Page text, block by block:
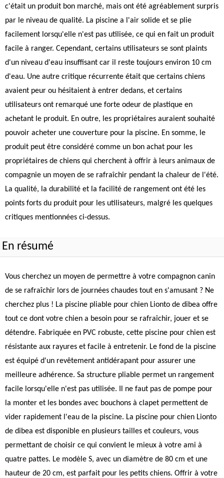
c'était un produit bon marché, mais ont été agréablement surpris
par le niveau de qualité. La piscine a l'air solide et se plie
facilement lorsqu'elle n'est pas utilisée, ce qui en fait un produit
facile à ranger. Cependant, certains utilisateurs se sont plaints
d'un niveau d'eau insuffisant car il reste toujours environ 10 cm
d'eau. Une autre critique récurrente était que certains chiens
avaient peur ou hésitaient à entrer dedans, et certains
utilisateurs ont remarqué une forte odeur de plastique en
achetant le produit. En outre, les propriétaires auraient souhaité
pouvoir acheter une couverture pour la piscine. En somme, le
produit peut être considéré comme un bon achat pour les
propriétaires de chiens qui cherchent à offrir à leurs animaux de
compagnie un moyen de se rafraîchir pendant la chaleur de l'été.
La qualité, la durabilité et la facilité de rangement ont été les
points forts du produit pour les utilisateurs, malgré les quelques
critiques mentionnées ci-dessus.
En résumé
Vous cherchez un moyen de permettre à votre compagnon canin
de se rafraîchir lors de journées chaudes tout en s'amusant ? Ne
cherchez plus ! La piscine pliable pour chien Lionto de dibea offre
tout ce dont votre chien a besoin pour se rafraîchir, jouer et se
détendre. Fabriquée en PVC robuste, cette piscine pour chien est
résistante aux rayures et facile à entretenir. Le fond de la piscine
est équipé d'un revêtement antidérapant pour assurer une
meilleure adhérence. Sa structure pliable permet un rangement
facile lorsqu'elle n'est pas utilisée. Il ne faut pas de pompe pour
la monter et les bondes avec bouchons à clapet permettent de
vider rapidement l'eau de la piscine. La piscine pour chien Lionto
de dibea est disponible en plusieurs tailles et couleurs, vous
permettant de choisir ce qui convient le mieux à votre ami à
quatre pattes. Le modèle S, avec un diamètre de 80 cm et une
hauteur de 20 cm, est parfait pour les petits chiens. Offrir à votre